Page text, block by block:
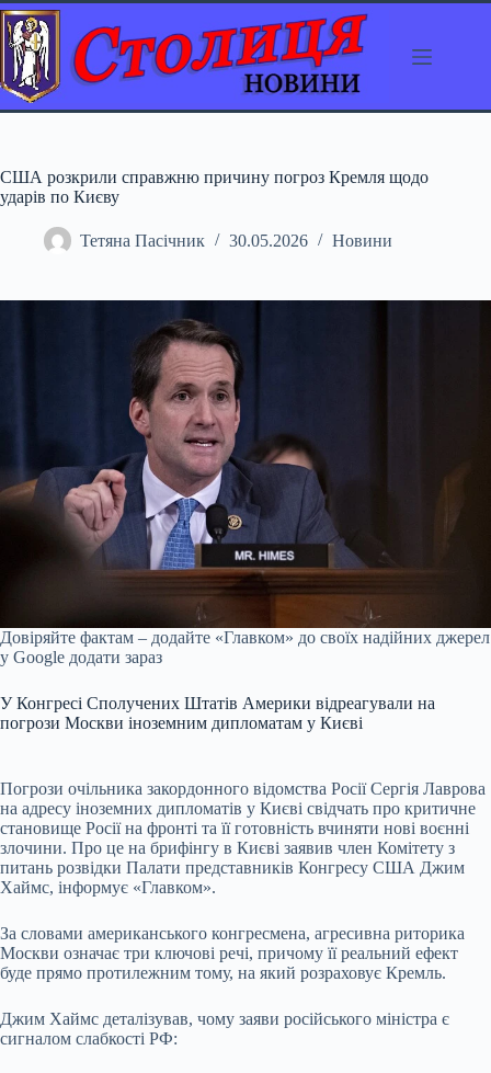
Перейти
до
вмісту
США розкрили справжню причину погроз Кремля щодо
ударів по Києву
Тетяна Пасічник 30.05.2026 Новини
Довіряйте фактам – додайте «Главком» до своїх надійних джерел
у Google додати зараз
У Конгресі Сполучених Штатів Америки відреагували на
погрози Москви іноземним дипломатам у Києві
Погрози очільника закордонного відомства Росії Сергія Лаврова
на адресу іноземних дипломатів у Києві свідчать про критичне
становище Росії на фронті та її готовність вчиняти нові воєнні
злочини. Про це на брифінгу в Києві заявив член Комітету з
питань розвідки Палати представників Конгресу США Джим
Хаймс, інформує «Главком».
За словами американського конгресмена, агресивна риторика
Москви означає три ключові речі, причому її реальний ефект
буде прямо протилежним тому, на який розраховує Кремль.
Джим Хаймс деталізував, чому заяви російського міністра є
сигналом слабкості РФ: